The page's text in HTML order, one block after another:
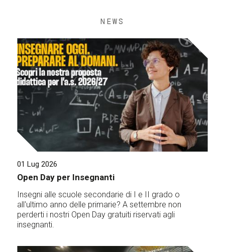
NEWS
01 Lug 2026
Open Day per Insegnanti
Insegni alle scuole secondarie di I e II grado o
all'ultimo anno delle primarie? A settembre non
perderti i nostri Open Day gratuiti riservati agli
insegnanti.